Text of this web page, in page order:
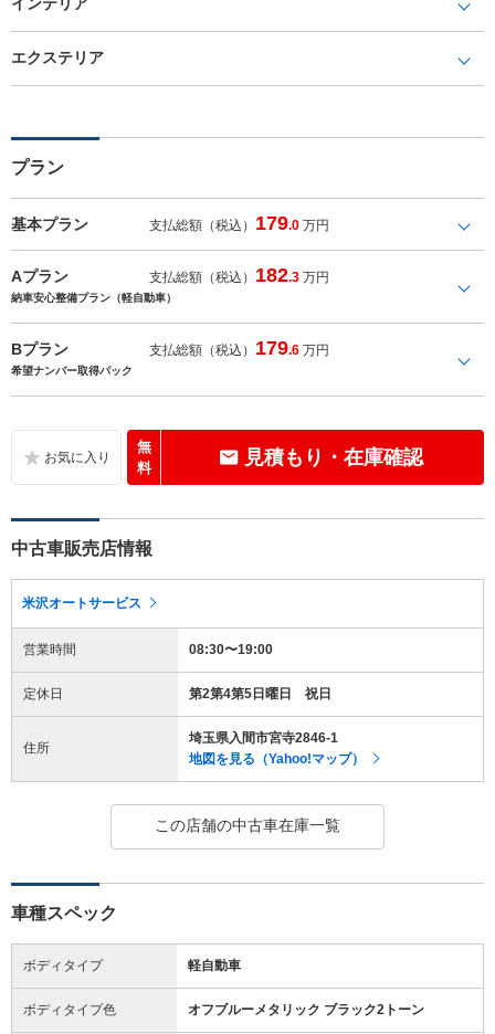
エクステリア
プラン
基本プラン 支払総額（税込） 179.0 万円
Aプラン 支払総額（税込） 182.3 万円
納車安心整備プラン（軽自動車）
Bプラン 支払総額（税込） 179.6 万円
希望ナンバー取得パック
無
料
見積もり・在庫確認
中古車販売店情報
米沢オートサービス
営業時間 08:30〜19:00
定休日 第2第4第5日曜日 祝日
住所
埼玉県入間市宮寺2846-1
地図を見る（Yahoo!マップ）
この店舗の中古車在庫一覧
車種スペック
ボディタイプ 軽自動車
ボディタイプ色 オフブルーメタリック ブラック2トーン